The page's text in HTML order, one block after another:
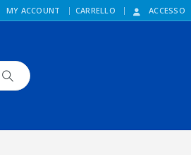
MY ACCOUNT CARRELLO ACCESSO